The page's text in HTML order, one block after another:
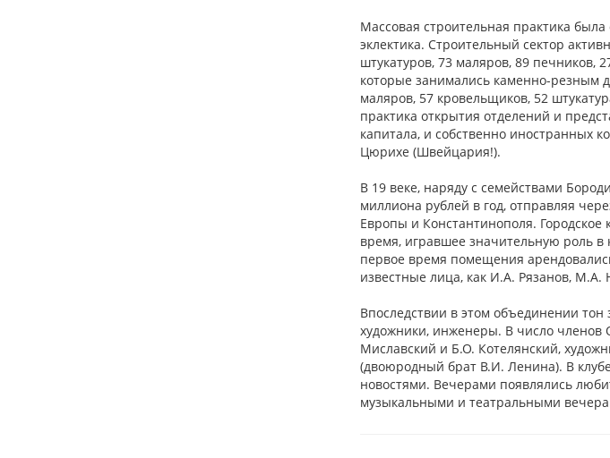
Массовая строительная практика
эклектика. Строительный сектор
штукатуров, 73 маляров, 89 печников,
которые занимались каменно-резным
маляров, 57 кровельщиков, 52
практика открытия отделений и
капитала, и собственно иностранных
Цюрихе (Швейцария!).
В 19 веке, наряду с семействами
миллиона рублей в год, отправляя
Европы и Константинополя.
время, игравшее значительную роль
первое время помещения
известные лица, как И.А. Рязанов, М.А.
Впоследствии в этом объединении тон
художники, инженеры. В число членов
Миславский и Б.О. Котелянский,
(двоюродный брат В.И. Ленина). В
новостями. Вечерами появлялись
музыкальными и театральными